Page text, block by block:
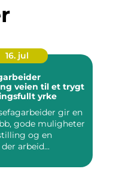
16. jul
trygt
yrke
gir en
gode muligheter
og en
arbeid...